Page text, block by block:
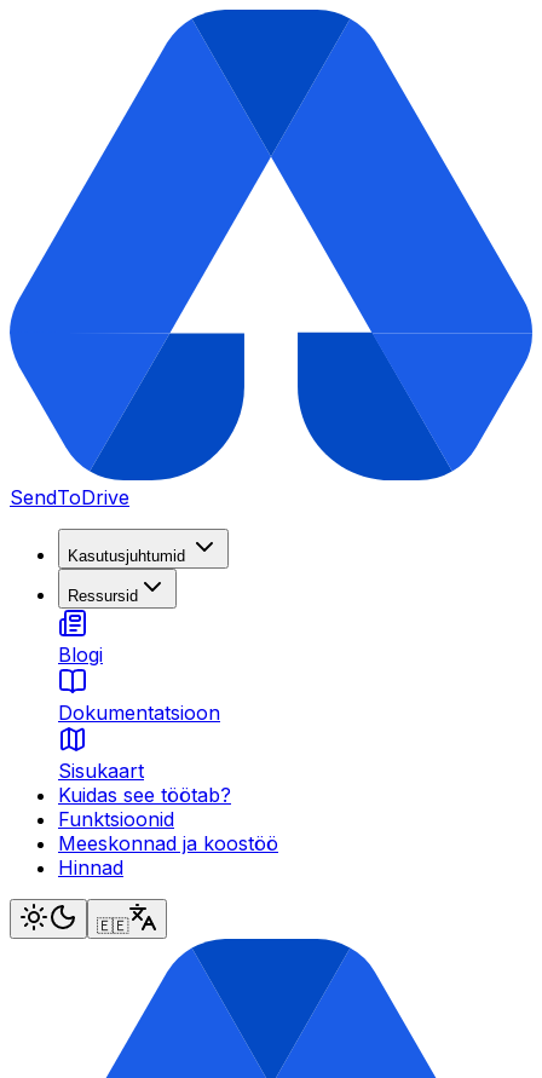
SendToDrive
Kasutusjuhtumid
Ressursid
Blogi
Dokumentatsioon
Sisukaart
Kuidas see töötab?
Funktsioonid
Meeskonnad ja koostöö
Hinnad
🇪🇪